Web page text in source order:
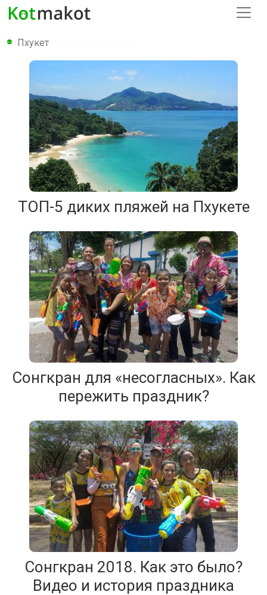
Пхукет
ТОП-5 диких пляжей на Пхукете
Сонгкран для «несогласных». Как
пережить праздник?
Сонгкран 2018. Как это было?
Видео и история праздника